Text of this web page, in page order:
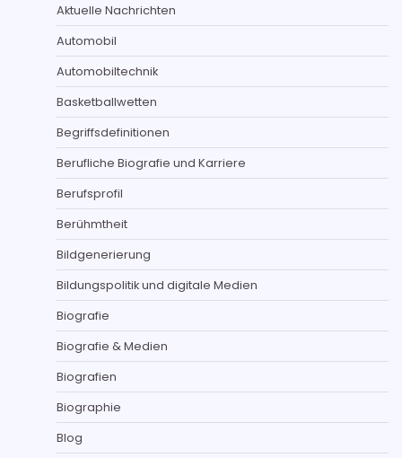
Aktuelle Nachrichten
Automobil
Automobiltechnik
Basketballwetten
Begriffsdefinitionen
Berufliche Biografie und Karriere
Berufsprofil
Berühmtheit
Bildgenerierung
Bildungspolitik und digitale Medien
Biografie
Biografie & Medien
Biografien
Biographie
Blog